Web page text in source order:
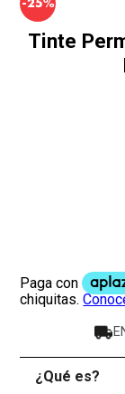
-25%
Tinte
¿Qué es?